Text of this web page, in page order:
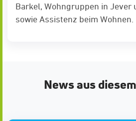
Barkel, Wohngruppen in Jever
sowie Assistenz beim Wohnen.
News aus